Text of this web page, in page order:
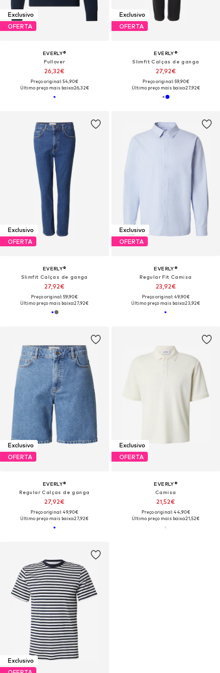
Exclusivo
OFERTA
EVERLY®
Pullover
26,32€
Preço original: 54,90€
Último preço mais baixo:26,32€
Exclusivo
OFERTA
EVERLY®
Slimfit Calças de ganga
27,92€
Preço original: 59,90€
Último preço mais baixo:27,92€
Exclusivo
OFERTA
EVERLY®
Slimfit Calças de ganga
27,92€
Preço original: 59,90€
Último preço mais baixo:27,92€
Exclusivo
OFERTA
EVERLY®
Regular Fit Camisa
23,92€
Preço original: 49,90€
Último preço mais baixo:23,92€
Exclusivo
OFERTA
EVERLY®
Regular Calças de ganga
27,92€
Preço original: 49,90€
Último preço mais baixo:27,92€
Exclusivo
OFERTA
EVERLY®
Camisa
21,52€
Preço original: 44,90€
Último preço mais baixo:21,52€
Exclusivo